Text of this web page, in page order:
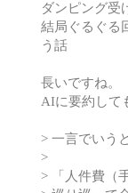
ダンピング受
結局ぐるぐる
う話
長いですね。
AIに要約して
> 一言でいう
>
> 「人件費（